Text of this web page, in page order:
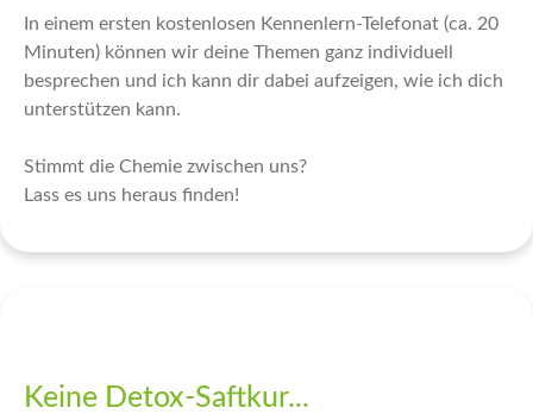
In einem ersten kostenlosen Kennenlern-Telefonat (ca. 20
Minuten) können wir deine Themen ganz individuell
besprechen und ich kann dir dabei aufzeigen, wie ich dich
unterstützen kann.
Stimmt die Chemie zwischen uns?
Lass es uns heraus finden!
Keine Detox-Saftkur...